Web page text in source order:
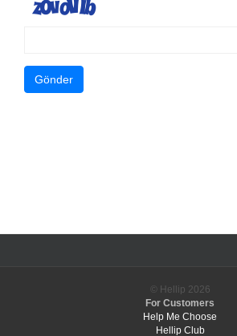
Gönder
© Hellip 2026
For Customers
Help Me Choose
Hellip Club